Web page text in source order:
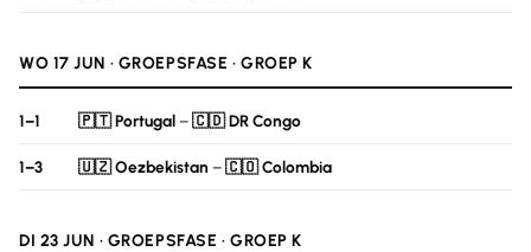
WO 17 JUN · GROEPSFASE · GROEP K
1–1 🇵🇹 Portugal–🇨🇩 DR Congo
1–3 🇺🇿 Oezbekistan –🇨🇴 Colombia
DI 23 JUN · GROEPSFASE · GROEP K